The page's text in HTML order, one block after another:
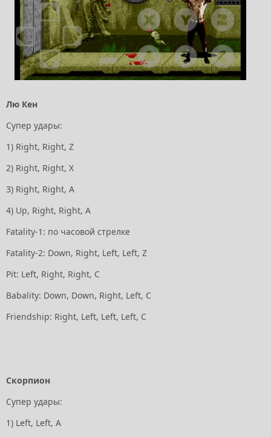
Лю Кен
Супер удары:
1) Right, Right, Z
2) Right, Right, Х
3) Right, Right, А
4) Up, Right, Right, A
Fatality-1: по часовой стрелке
Fatality-2: Down, Right, Left, Left, Z
Pit: Left, Right, Right, C
Babality: Down, Down, Right, Left, С
Friendship: Right, Left, Left, Left, С
Скорпион
Супер удары:
1) Left, Left, А